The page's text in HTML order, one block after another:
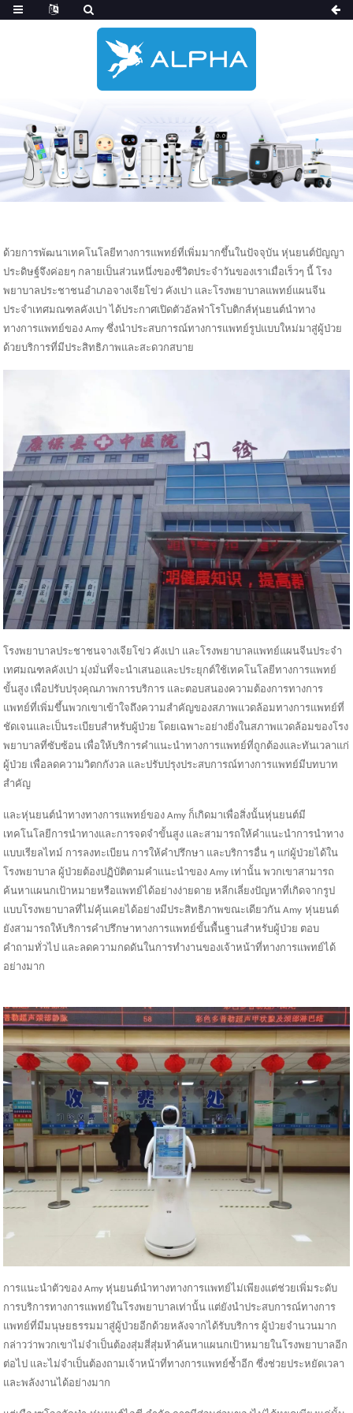
ด้วยการพัฒนาเทคโนโลยีทางการแพทย์ที่เพิ่มมากขึ้นในปัจจุบัน หุ่นยนต์ปัญญา
ประดิษฐ์จึงค่อยๆ กลายเป็นส่วนหนึ่งของชีวิตประจำวันของเราเมื่อเร็วๆ นี้ โรง
พยาบาลประชาชนอำเภอจางเจียโข่ว คังเปา และโรงพยาบาลแพทย์แผนจีน
ประจำเทศมณฑลคังเปา ได้ประกาศเปิดตัวอัลฟ่าโรโบติกส์หุ่นยนต์นำทาง
ทางการแพทย์ของ Amy ซึ่งนำประสบการณ์ทางการแพทย์รูปแบบใหม่มาสู่ผู้ป่วย
ด้วยบริการที่มีประสิทธิภาพและสะดวกสบาย
โรงพยาบาลประชาชนจางเจียโข่ว คังเปา และโรงพยาบาลแพทย์แผนจีนประจำ
เทศมณฑลคังเปา มุ่งมั่นที่จะนำเสนอและประยุกต์ใช้เทคโนโลยีทางการแพทย์
ขั้นสูง เพื่อปรับปรุงคุณภาพการบริการ และตอบสนองความต้องการทางการ
แพทย์ที่เพิ่มขึ้นพวกเขาเข้าใจถึงความสำคัญของสภาพแวดล้อมทางการแพทย์ที่
ชัดเจนและเป็นระเบียบสำหรับผู้ป่วย โดยเฉพาะอย่างยิ่งในสภาพแวดล้อมของโรง
พยาบาลที่ซับซ้อน เพื่อให้บริการคำแนะนำทางการแพทย์ที่ถูกต้องและทันเวลาแก่
ผู้ป่วย เพื่อลดความวิตกกังวล และปรับปรุงประสบการณ์ทางการแพทย์มีบทบาท
สำคัญ
และหุ่นยนต์นำทางทางการแพทย์ของ Amy ก็เกิดมาเพื่อสิ่งนั้นหุ่นยนต์มี
เทคโนโลยีการนำทางและการจดจำขั้นสูง และสามารถให้คำแนะนำการนำทาง
แบบเรียลไทม์ การลงทะเบียน การให้คำปรึกษา และบริการอื่น ๆ แก่ผู้ป่วยได้ใน
โรงพยาบาล ผู้ป่วยต้องปฏิบัติตามคำแนะนำของ Amy เท่านั้น พวกเขาสามารถ
ค้นหาแผนกเป้าหมายหรือแพทย์ได้อย่างง่ายดาย หลีกเลี่ยงปัญหาที่เกิดจากรูป
แบบโรงพยาบาลที่ไม่คุ้นเคยได้อย่างมีประสิทธิภาพขณะเดียวกัน Amy หุ่นยนต์
ยังสามารถให้บริการคำปรึกษาทางการแพทย์ขั้นพื้นฐานสำหรับผู้ป่วย ตอบ
คำถามทั่วไป และลดความกดดันในการทำงานของเจ้าหน้าที่ทางการแพทย์ได้
อย่างมาก
การแนะนำตัวของ Amyหุ่นยนต์นำทางทางการแพทย์ไม่เพียงแต่ช่วยเพิ่มระดับ
การบริการทางการแพทย์ในโรงพยาบาลเท่านั้น แต่ยังนำประสบการณ์ทางการ
แพทย์ที่มีมนุษยธรรมมาสู่ผู้ป่วยอีกด้วยหลังจากได้รับบริการ ผู้ป่วยจำนวนมาก
กล่าวว่าพวกเขาไม่จำเป็นต้องสุ่มสี่สุ่มห้าค้นหาแผนกเป้าหมายในโรงพยาบาลอีก
ต่อไป และไม่จำเป็นต้องถามเจ้าหน้าที่ทางการแพทย์ซ้ำอีก ซึ่งช่วยประหยัดเวลา
และพลังงานได้อย่างมาก